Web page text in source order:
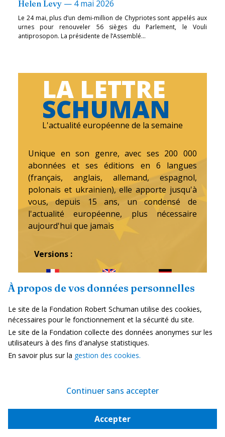
À propos de vos données personnelles
Le site de la Fondation Robert Schuman utilise des cookies,
nécessaires pour le fonctionnement et la sécurité du site.
Le site de la Fondation collecte des données anonymes sur les
utilisateurs à des fins d'analyse statistiques.
En savoir plus sur la gestion des cookies.
Continuer sans accepter
Accepter
Helen Levy — 4 mai 2026
Le 24 mai, plus d’un demi-million de Chypriotes sont appelés aux
urnes pour renouveler 56 sièges du Parlement, le Vouli
antiprosopon. La présidente de l’Assemblé...
LA LETTRE
SCHUMAN
L'actualité européenne de la semaine
Unique en son genre, avec ses 200 000
abonnées et ses éditions en 6 langues
(français, anglais, allemand, espagnol,
polonais et ukrainien), elle apporte jusqu'à
vous, depuis 15 ans, un condensé de
l'actualité européenne, plus nécessaire
aujourd'hui que jamais
Versions :
Español Polski українська